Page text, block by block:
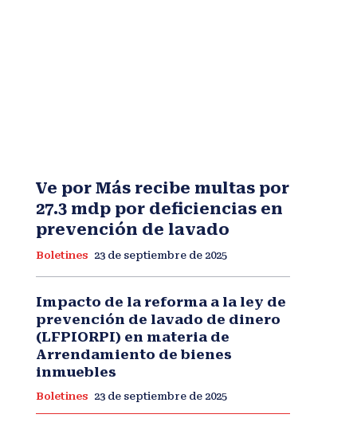
Ve por Más recibe multas por
27.3 mdp por deficiencias en
prevención de lavado
Boletines 23 de septiembre de 2025
Impacto de la reforma a la ley de
prevención de lavado de dinero
(LFPIORPI) en materia de
Arrendamiento de bienes
inmuebles
Boletines 23 de septiembre de 2025